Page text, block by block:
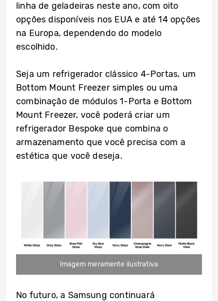
linha de geladeiras neste ano, com oito
opções disponíveis nos EUA e até 14 opções
na Europa, dependendo do modelo
escolhido.
Seja um refrigerador clássico 4-Portas, um
Bottom Mount Freezer simples ou uma
combinação de módulos 1-Porta e Bottom
Mount Freezer, você poderá criar um
refrigerador Bespoke que combina o
armazenamento que você precisa com a
estética que você deseja.
Imagem meramente ilustrativa
No futuro, a Samsung continuará